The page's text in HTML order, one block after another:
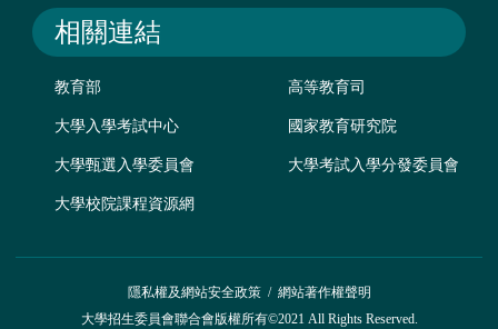
相關連結
教育部 高等教育司
大學入學考試中心 國家教育研究院
大學甄選入學委員會 大學考試入學分發委員會
大學校院課程資源網
隱私權及網站安全政策/ 網站著作權聲明
大學招生委員會聯合會版權所有©2021 All Rights Reserved.